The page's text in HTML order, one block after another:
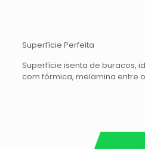
Superfície Perfeita
Superfície isenta de buracos,
com fórmica, melamina entre